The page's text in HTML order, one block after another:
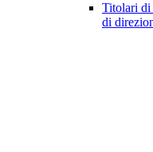
Titolari di
di